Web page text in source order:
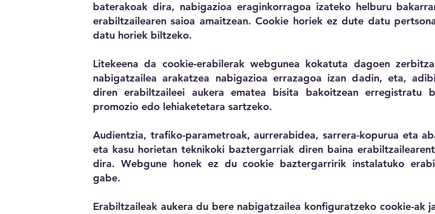
baterakoak dira, nabigazioa eraginkorragoa izateko helburu
erabiltzailearen saioa amaitzean. Cookie horiek ez dute datu
datu horiek biltzeko.
Litekeena da cookie-erabilerak webgunea kokatuta dagoen
nabigatzailea arakatzea nabigazioa errazagoa izan dadin, eta,
diren erabiltzaileei aukera ematea bisita bakoitzean erregistratu
promozio edo lehiaketetara sartzeko.
Audientzia, trafiko-parametroak, aurrerabidea, sarrera-kopurua eta
eta kasu horietan teknikoki baztergarriak diren baina
dira. Webgune honek ez du cookie baztergarririk instalatuko
gabe.
Erabiltzaileak aukera du bere nabigatzailea konfiguratzeko cookie-ak